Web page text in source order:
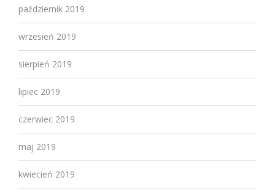
październik 2019
wrzesień 2019
sierpień 2019
lipiec 2019
czerwiec 2019
maj 2019
kwiecień 2019